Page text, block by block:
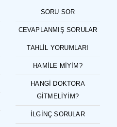
SORU SOR
CEVAPLANMIŞ SORULAR
TAHLIL YORUMLARI
HAMILE MIYIM?
HANGI DOKTORA
GITMELIYIM?
İLGINÇ SORULAR